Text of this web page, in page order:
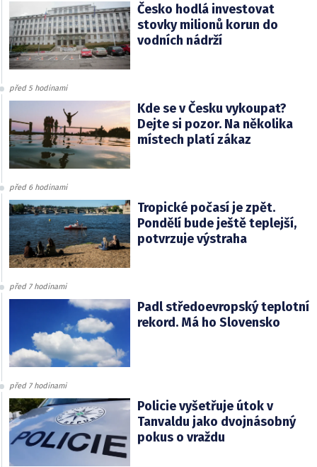
Česko hodlá investovat
stovky milionů korun do
vodních nádrží
před 5 hodinami
Kde se v Česku vykoupat?
Dejte si pozor. Na několika
místech platí zákaz
před 6 hodinami
Tropické počasí je zpět.
Pondělí bude ještě teplejší,
potvrzuje výstraha
před 7 hodinami
Padl středoevropský teplotní
rekord. Má ho Slovensko
před 7 hodinami
Policie vyšetřuje útok v
Tanvaldu jako dvojnásobný
pokus o vraždu